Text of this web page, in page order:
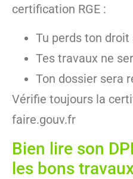
certification RGE :
Tu perds ton droit
Tes travaux ne
Ton dossier sera
Vérifie toujours la
faire.gouv.fr
Bien lire son
les bons